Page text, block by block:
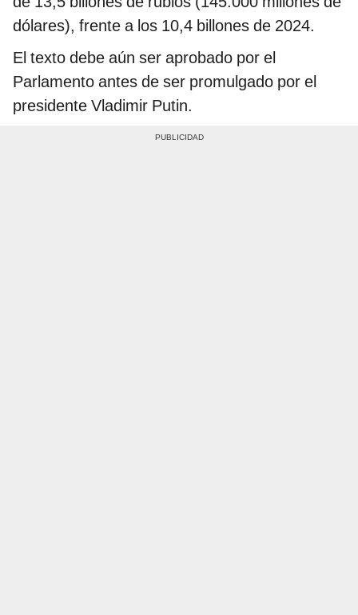
dólares), frente a los 10,4 billones de 2024.
El texto debe aún ser aprobado por el
Parlamento antes de ser promulgado por el
presidente Vladimir Putin.